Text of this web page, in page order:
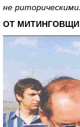
не риторическими.
ОТ